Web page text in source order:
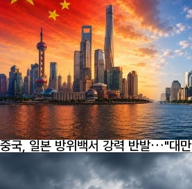
중국, 일본 방위백서 강력 반발…"대